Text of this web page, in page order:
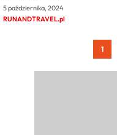
5 października, 2024
RUNANDTRAVEL.pl
1